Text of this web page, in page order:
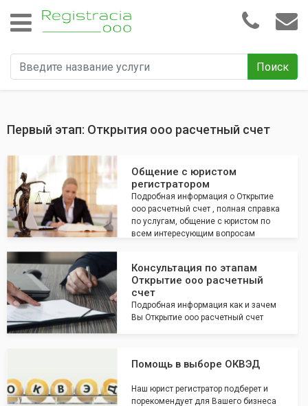
Поиск
Первый этап: Открытия ооо расчетный счет
Общение с юристом
регистратором
Подробная информация о Открытие
ооо расчетный счет , полная справка
по услугам, общение с юристом по
всем интересующим вопросам
Консультация по этапам
Открытие ооо расчетный
счет
Подробная информация как и зачем
Вы Открытие ооо расчетный счет
Помощь в выборе ОКВЭД
Наш юрист регистратор подберет и
порекомендует для Вашего бизнеса